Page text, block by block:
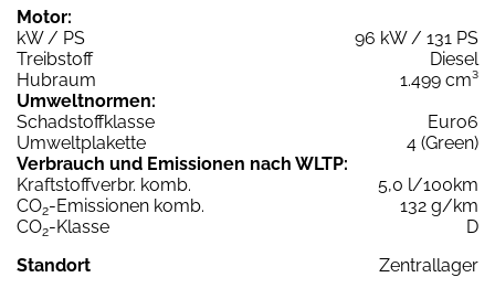
Motor:
kW / PS
96 kW / 131 PS
Treibstoff
Diesel
Hubraum
1.499 cm³
Umweltnormen:
Schadstoffklasse
Euro6
Umweltplakette
4 (Green)
Verbrauch und Emissionen nach WLTP:
Kraftstoffverbr. komb.
5,0 l/100km
CO2-Emissionen komb.
132 g/km
CO2-Klasse
D
Standort
Zentrallager